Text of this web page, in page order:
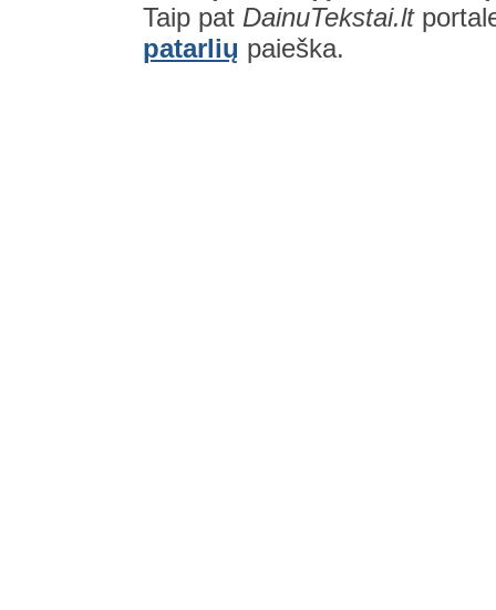
Taip pat DainuTekstai.lt
patarlių paieška.